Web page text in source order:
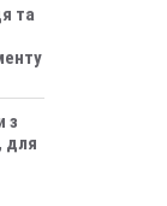
та
з
для